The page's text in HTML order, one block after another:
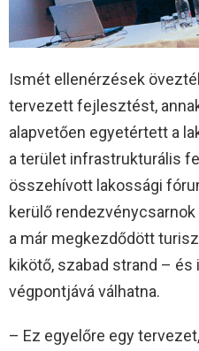
Ismét ellenérzések
tervezett fejlesztést,
alapvetően egyetértett a
a terület infrastrukturális
összehívott lakossági
kerülő
a már megkezdődött
kikötő, szabad strand – és
végpontjává válhatna.
– Ez egyelőre egy